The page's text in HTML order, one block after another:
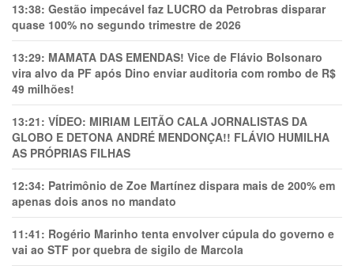
13:38: Gestão impecável faz LUCRO da Petrobras disparar
quase 100% no segundo trimestre de 2026
13:29: MAMATA DAS EMENDAS! Vice de Flávio Bolsonaro
vira alvo da PF após Dino enviar auditoria com rombo de R$
49 milhões!
13:21: VÍDEO: MIRIAM LEITÃO CALA JORNALISTAS DA
GLOBO E DETONA ANDRÉ MENDONÇA!! FLÁVIO HUMILHA
AS PRÓPRIAS FILHAS
12:34: Patrimônio de Zoe Martínez dispara mais de 200% em
apenas dois anos no mandato
11:41: Rogério Marinho tenta envolver cúpula do governo e
vai ao STF por quebra de sigilo de Marcola